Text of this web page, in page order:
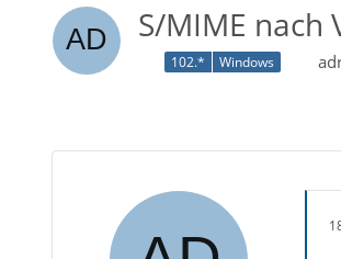
S/MIME nach
102.* Windows